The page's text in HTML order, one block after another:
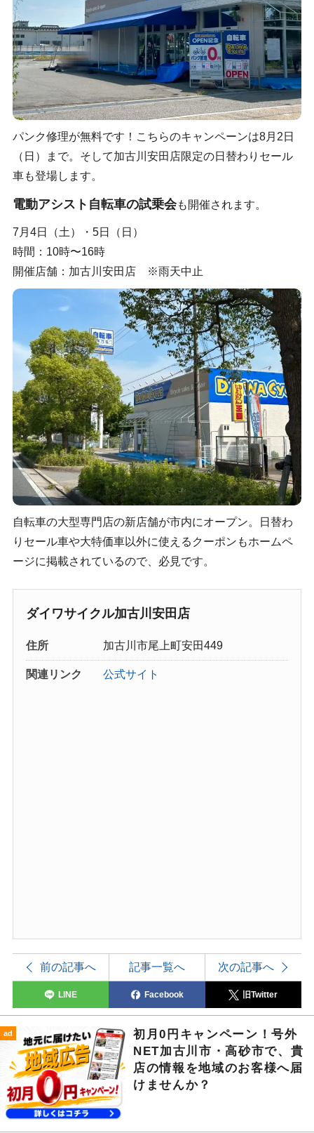
パンク修理が無料です！こちらのキャンペーンは8月2日
（日）まで。そして加古川安田店限定の日替わりセール
車も登場します。
電動アシスト自転車の試乗会も開催されます。
7月4日（土）・5日（日）
時間：10時〜16時
開催店舗：加古川安田店 ※雨天中止
自転車の大型専門店の新店舗が市内にオープン。日替わ
りセール車や大特価車以外に使えるクーポンもホームペ
ージに掲載されているので、必見です。
ダイワサイクル加古川安田店
住所 加古川市尾上町安田449
関連リンク 公式サイト
前の記事へ 記事一覧へ 次の記事へ
LINE Facebook 旧Twitter
ad
初月0円キャンペーン！号外
NET加古川市・高砂市で、貴
店の情報を地域のお客様へ届
けませんか？